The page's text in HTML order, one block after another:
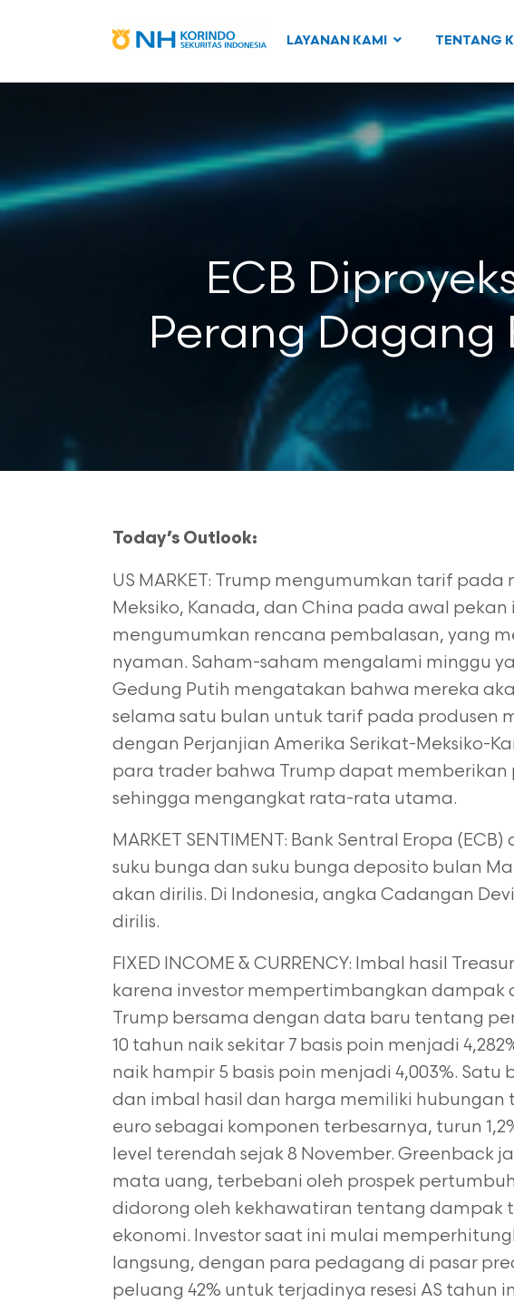
LAYANAN KAMI TENTANG
ECB
Perang Dagang
Today’s Outlook:
US MARKET: Trump mengumumkan tarif
Meksiko, Kanada, dan China pada awal
mengumumkan rencana pembalasan, yang
nyaman. Saham-saham mengalami minggu
Gedung Putih mengatakan bahwa mereka
selama satu bulan untuk tarif pada produsen
dengan Perjanjian Amerika Serikat-Meksiko-
para trader bahwa Trump dapat
sehingga mengangkat rata-rata utama.
MARKET SENTIMENT: Bank Sentral Eropa
suku bunga dan suku bunga deposito bulan
akan dirilis. Di Indonesia, angka Cadangan
dirilis.
FIXED INCOME & CURRENCY: Imbal hasil
karena investor mempertimbangkan dampak
Trump bersama dengan data baru tentang
10 tahun naik sekitar 7 basis poin menjadi
naik hampir 5 basis poin menjadi 4,003%. Satu
dan imbal hasil dan harga memiliki hubungan
euro sebagai komponen terbesarnya, turun
level terendah sejak 8 November. Greenback
mata uang, terbebani oleh prospek
didorong oleh kekhawatiran tentang dampak
ekonomi. Investor saat ini mulai
langsung, dengan para pedagang di pasar
peluang 42% untuk terjadinya resesi AS tahun